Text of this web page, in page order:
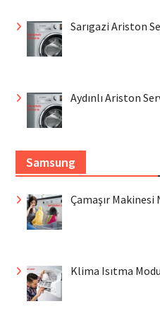
Sarıgazi Ariston
Aydınlı Ariston
Samsung
Çamaşır Makinesi
Klima Isıtma